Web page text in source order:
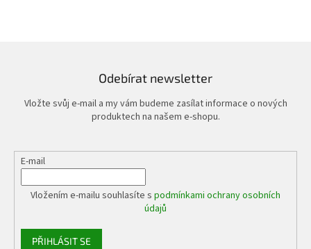
Odebírat newsletter
Vložte svůj e-mail a my vám budeme zasílat informace o nových
produktech na našem e-shopu.
E-mail
Vložením e-mailu souhlasíte s podmínkami ochrany osobních
údajů
PŘIHLÁSIT SE